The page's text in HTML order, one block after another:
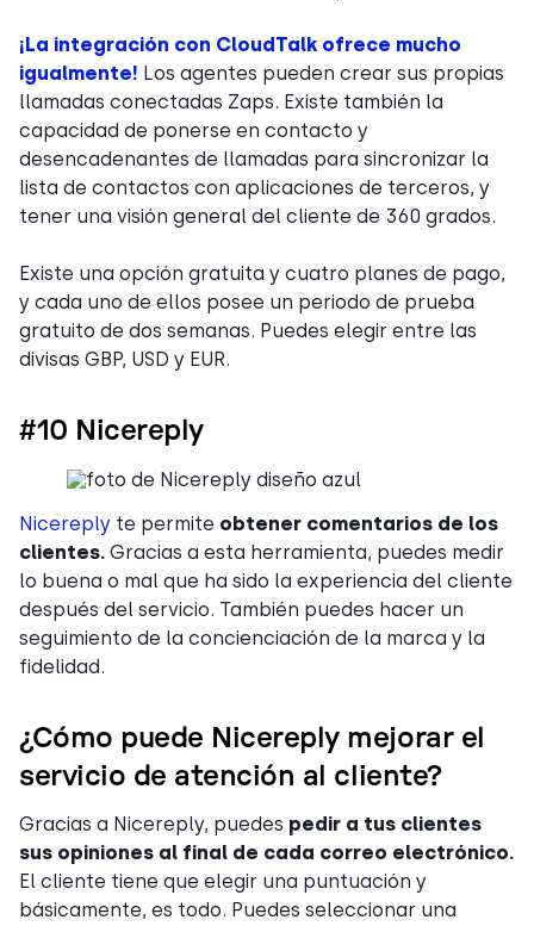
¡La integración con CloudTalk ofrece mucho
igualmente! Los agentes pueden crear sus propias
llamadas conectadas Zaps. Existe también la
capacidad de ponerse en contacto y
desencadenantes de llamadas para sincronizar la
lista de contactos con aplicaciones de terceros, y
tener una visión general del cliente de 360 grados.
Existe una opción gratuita y cuatro planes de pago,
y cada uno de ellos posee un periodo de prueba
gratuito de dos semanas. Puedes elegir entre las
divisas GBP, USD y EUR.
#10 Nicereply
Nicereply te permite obtener comentarios de los
clientes. Gracias a esta herramienta, puedes medir
lo buena o mal que ha sido la experiencia del cliente
después del servicio. También puedes hacer un
seguimiento de la concienciación de la marca y la
fidelidad.
¿Cómo puede Nicereply mejorar el
servicio de atención al cliente?
Gracias a Nicereply, puedes pedir a tus clientes
sus opiniones al final de cada correo electrónico.
El cliente tiene que elegir una puntuación y
básicamente, es todo. Puedes seleccionar una